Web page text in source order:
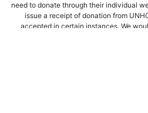
need to donate through their individual
issue a receipt of donation from
accepted in certain instances. We